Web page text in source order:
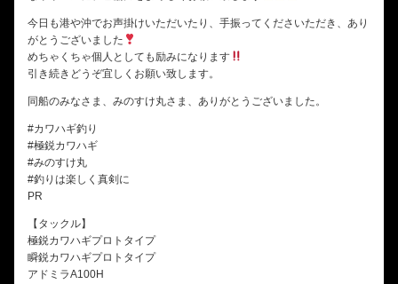
今日も港や沖でお声掛けいただいたり、手振ってくださいただき、あり
がとうございました
めちゃくちゃ個人としても励みになります
引き続きどうぞ宜しくお願い致します。
同船のみなさま、みのすけ丸さま、ありがとうございました。
#カワハギ釣り
#極鋭カワハギ
#みのすけ丸
#釣りは楽しく真剣に
PR
【タックル】
極鋭カワハギプロトタイプ
瞬鋭カワハギプロトタイプ
アドミラA100H